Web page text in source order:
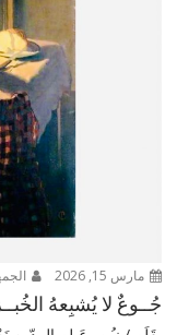
مارس 15, 2026
جُــوعٌ لا يُشبِعهُ